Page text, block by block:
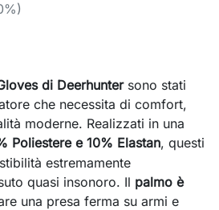
di Deerhuntersono stati
che necessita di comfort,
moderne. Realizzati in una
Poliestere e 10% Elastan, questi
estremamente
quasi insonoro. Il palmo è
una presa ferma su armi e